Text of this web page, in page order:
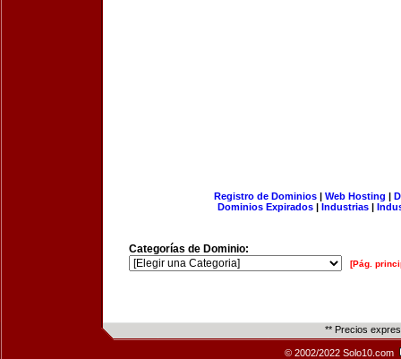
Registro de Dominios| Web Hosting |
Dominios Expirados | Industrias |
Categorías de Dominio:
[Pág.
** Precios
© 2002/2022 Solo10.com